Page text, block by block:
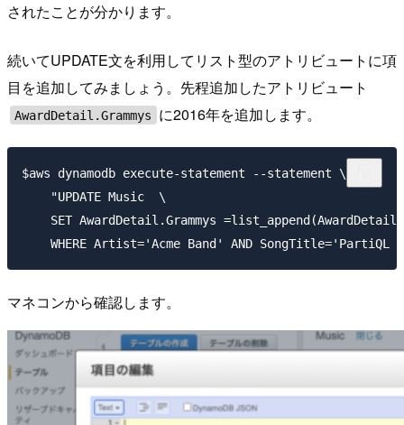
されたことが分かります。
続いてUPDATE文を利用してリスト型のアトリビュートに項
目を追加してみましょう。先程追加したアトリビュート
AwardDetail.Grammys に2016年を追加します。
$aws dynamodb execute-statement --statement \
    "UPDATE Music  \
SET AwardDetail.Grammys
マネコンから確認します。